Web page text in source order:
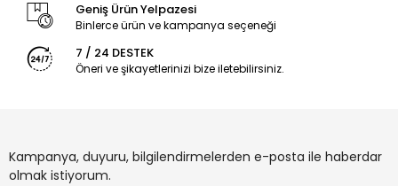
Geniş Ürün Yelpazesi
Binlerce ürün ve kampanya seçeneği
7 / 24 DESTEK
Öneri ve şikayetlerinizi bize iletebilirsiniz.
Kampanya, duyuru, bilgilendirmelerden e-posta ile haberdar
olmak istiyorum.